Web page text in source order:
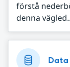
förstå
denna
Data